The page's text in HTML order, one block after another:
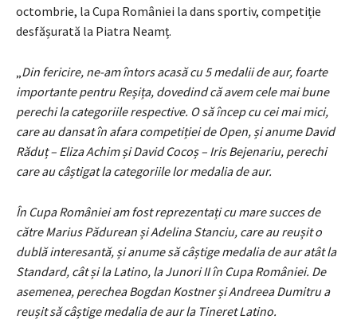
octombrie, la Cupa României la dans sportiv, competiție
desfășurată la Piatra Neamț.
Din fericire, ne-am întors acasă cu 5 medalii de aur, foarte
importante pentru Reșița, dovedind că avem cele mai bune
perechi la categoriile respective. O să încep cu cei mai mici,
care au dansat în afara competiției de Open, și anume David
Răduț – Eliza Achim și David Cocoș – Iris Bejenariu, perechi
care au câștigat la categoriile lor medalia de aur.
În Cupa României am fost reprezentați cu mare succes de
către Marius Pădurean și Adelina Stanciu, care au reușit o
dublă interesantă, și anume să câștige medalia de aur atât la
Standard, cât și la Latino, la Junori II în Cupa României. De
asemenea, perechea Bogdan Kostner și Andreea Dumitru a
reușit să câștige medalia de aur la Tineret Latino.